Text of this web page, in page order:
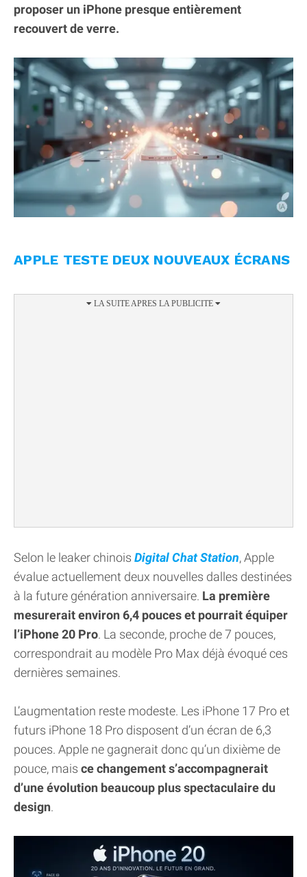
proposer un iPhone presque entièrement
recouvert de verre.
APPLE TESTE DEUX NOUVEAUX ÉCRANS
Selon le leaker chinois Digital Chat Station, Apple
évalue actuellement deux nouvelles dalles destinées
à la future génération anniversaire. La première
mesurerait environ 6,4 pouces et pourrait équiper
l’iPhone 20 Pro. La seconde, proche de 7 pouces,
correspondrait au modèle Pro Max déjà évoqué ces
dernières semaines.
L’augmentation reste modeste. Les iPhone 17 Pro et
futurs iPhone 18 Pro disposent d’un écran de 6,3
pouces. Apple ne gagnerait donc qu’un dixième de
pouce, mais ce changement s’accompagnerait
d’une évolution beaucoup plus spectaculaire du
design.